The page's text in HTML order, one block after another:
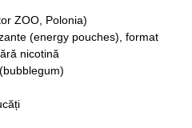
ZOO, Polonia)
(energy pouches), format
nicotină